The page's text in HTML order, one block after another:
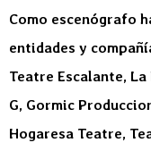
Como escenógrafo
entidades y
Teatre Escalante, La
G, Gormic
Hogaresa Teatre,